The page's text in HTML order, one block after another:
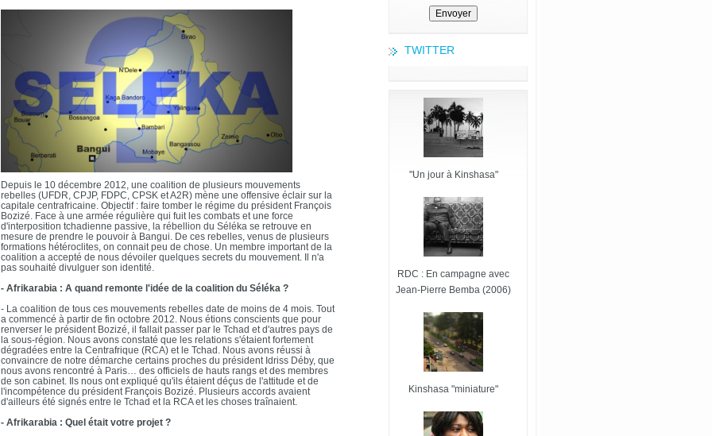
TWITTER
"Un jour à Kinshasa"
RDC : En campagne avec
Jean-Pierre Bemba (2006)
Kinshasa "miniature"
Depuis le 10 décembre 2012, une coalition de plusieurs mouvements
rebelles (UFDR, CPJP, FDPC, CPSK et A2R) mène une offensive éclair sur la
capitale centrafricaine. Objectif : faire tomber le régime du président François
Bozizé. Face à une armée régulière qui fuit les combats et une force
d'interposition tchadienne passive, la rébellion du Séléka se retrouve en
mesure de prendre le pouvoir à Bangui. De ces rebelles, venus de plusieurs
formations hétéroclites, on connait peu de chose. Un membre important de la
coalition a accepté de nous dévoiler quelques secrets du mouvement. Il n'a
pas souhaité divulguer son identité.
- Afrikarabia : A quand remonte l'idée de la coalition du Séléka ?
- La coalition de tous ces mouvements rebelles date de moins de 4 mois. Tout
a commencé à partir de fin octobre 2012. Nous étions conscients que pour
renverser le président Bozizé, il fallait passer par le Tchad et d'autres pays de
la sous-région. Nous avons constaté que les relations s'étaient fortement
dégradées entre la Centrafrique (RCA) et le Tchad. Nous avons réussi à
convaincre de notre démarche certains proches du président Idriss Déby, que
nous avons rencontré à Paris… des officiels de hauts rangs et des membres
de son cabinet. Ils nous ont expliqué qu'ils étaient déçus de l'attitude et de
l'incompétence du président François Bozizé. Plusieurs accords avaient
d'ailleurs été signés entre le Tchad et la RCA et les choses traînaient.
- Afrikarabia : Quel était votre projet ?